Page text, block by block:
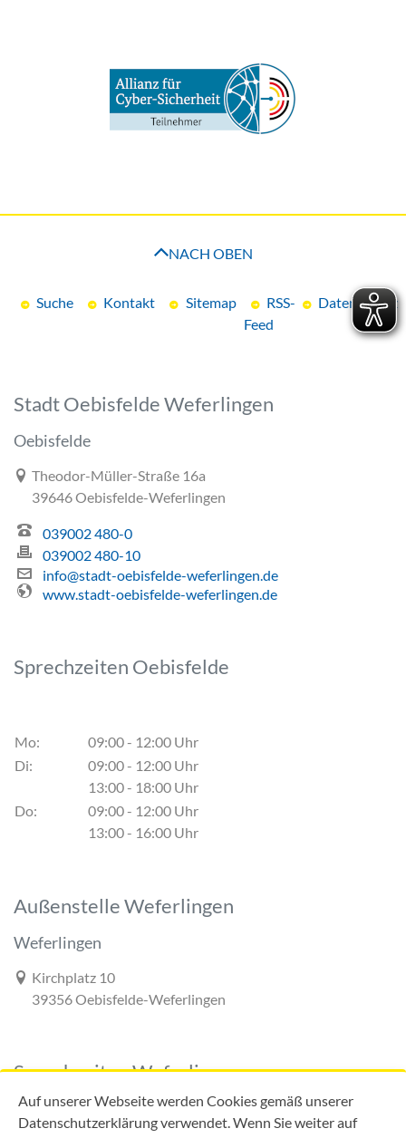
Auf unserer Webseite werden Cookies gemäß unserer
Datenschutzerklärung verwendet. Wenn Sie weiter auf
Suche Kontakt Sitemap
RSS-
Feed
Datenschutz
NACH OBEN
Stadt Oebisfelde Weferlingen
Oebisfelde
Link zur Google-Maps Navigation
Theodor-Müller-Straße 16a
39646 Oebisfelde-Weferlingen
039002 480-0
039002 480-10
info@stadt-oebisfelde-weferlingen.de
www.stadt-oebisfelde-weferlingen.de
Sprechzeiten Oebisfelde
Mo:
09:00 - 12:00 Uhr
Di:
09:00 - 12:00 Uhr
13:00 - 18:00 Uhr
Do:
09:00 - 12:00 Uhr
13:00 - 16:00 Uhr
Außenstelle Weferlingen
Weferlingen
Link zur Google-Maps Navigation
Kirchplatz 10
39356 Oebisfelde-Weferlingen
Sprechzeiten Weferlingen